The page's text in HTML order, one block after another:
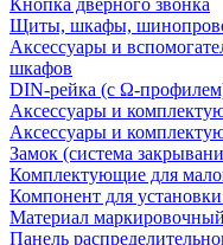
Кнопка дверного звонка
Щиты, шкафы,
Аксессуары и
шкафов
DIN-рейка (с Ω-
Аксессуары и
Аксессуары и
Замок (система
Комплектующие для
Компонент для
Материал
Панель